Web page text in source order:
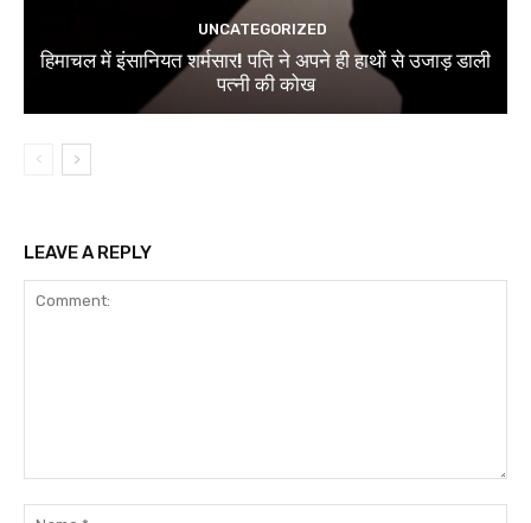
UNCATEGORIZED
हिमाचल में इंसानियत शर्मसार! पति ने अपने ही हाथों से उजाड़ डाली
पत्नी की कोख
LEAVE A REPLY